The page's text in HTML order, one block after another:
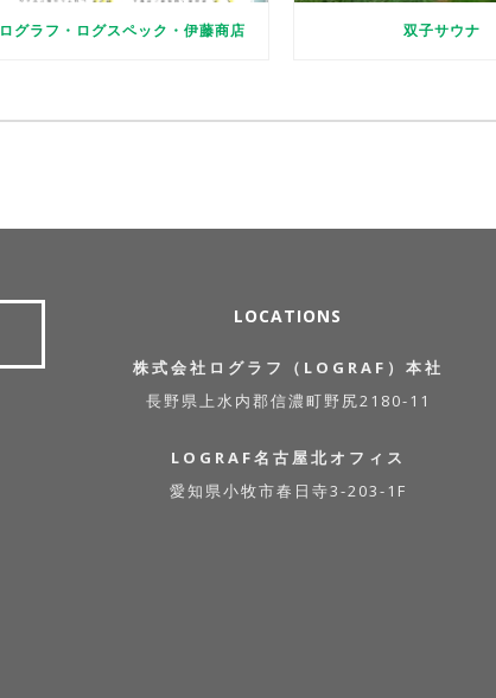
ログラフ・ログスペック・伊藤商店 双子サウナ
LOCATIONS
株式会社ログラフ（LOGRAF）本社
長野県上水内郡信濃町野尻2180-11
LOGRAF名古屋北オフィス
愛知県小牧市春日寺3-203-1F